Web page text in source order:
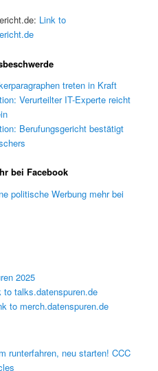
Link to
treten in Kraft
Verurteilter IT-Experte reicht
Berufungsgericht bestätigt
bei Facebook
politische Werbung mehr bei
2025
to talks.datenspuren.de
to merch.datenspuren.de
runterfahren, neu starten! CCC